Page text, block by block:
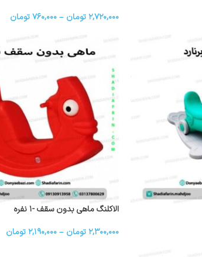
۲,۷۲۰,۰۰۰ تومان – ۷۶۰,۰۰۰ تومان
الاکلنگ ماهی بدون سقف -۱ نفره
۲,۳۰۰,۰۰۰ تومان – ۲,۱۹۰,۰۰۰ تومان